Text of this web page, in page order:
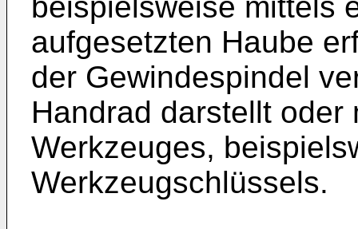
aufgesetzten Haube
der Gewindespindel
Handrad darstellt
Werkzeuges,
Werkzeugschlüssels.